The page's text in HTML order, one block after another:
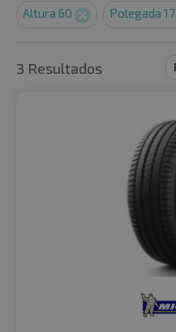
Altura 60 Polegada 17
3 Resultados